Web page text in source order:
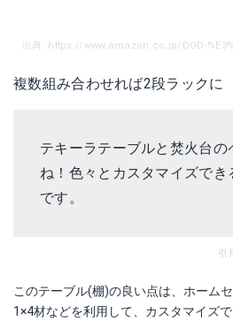
複数組み合わせれば2段ラックに
テキーラテーブルと焚火台の
ね！色々とカスタマイズでき
です。
引
このテーブル(棚)の良い点は、ホーム
1×4材などを利用して、カスタマイズ